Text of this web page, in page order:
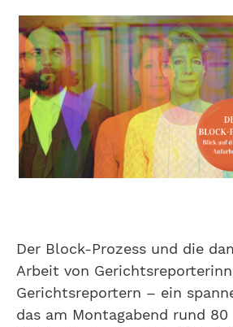
Der Block-Prozess und die
Arbeit von
Gerichtsreportern – ein
das am Montagabend rund 80